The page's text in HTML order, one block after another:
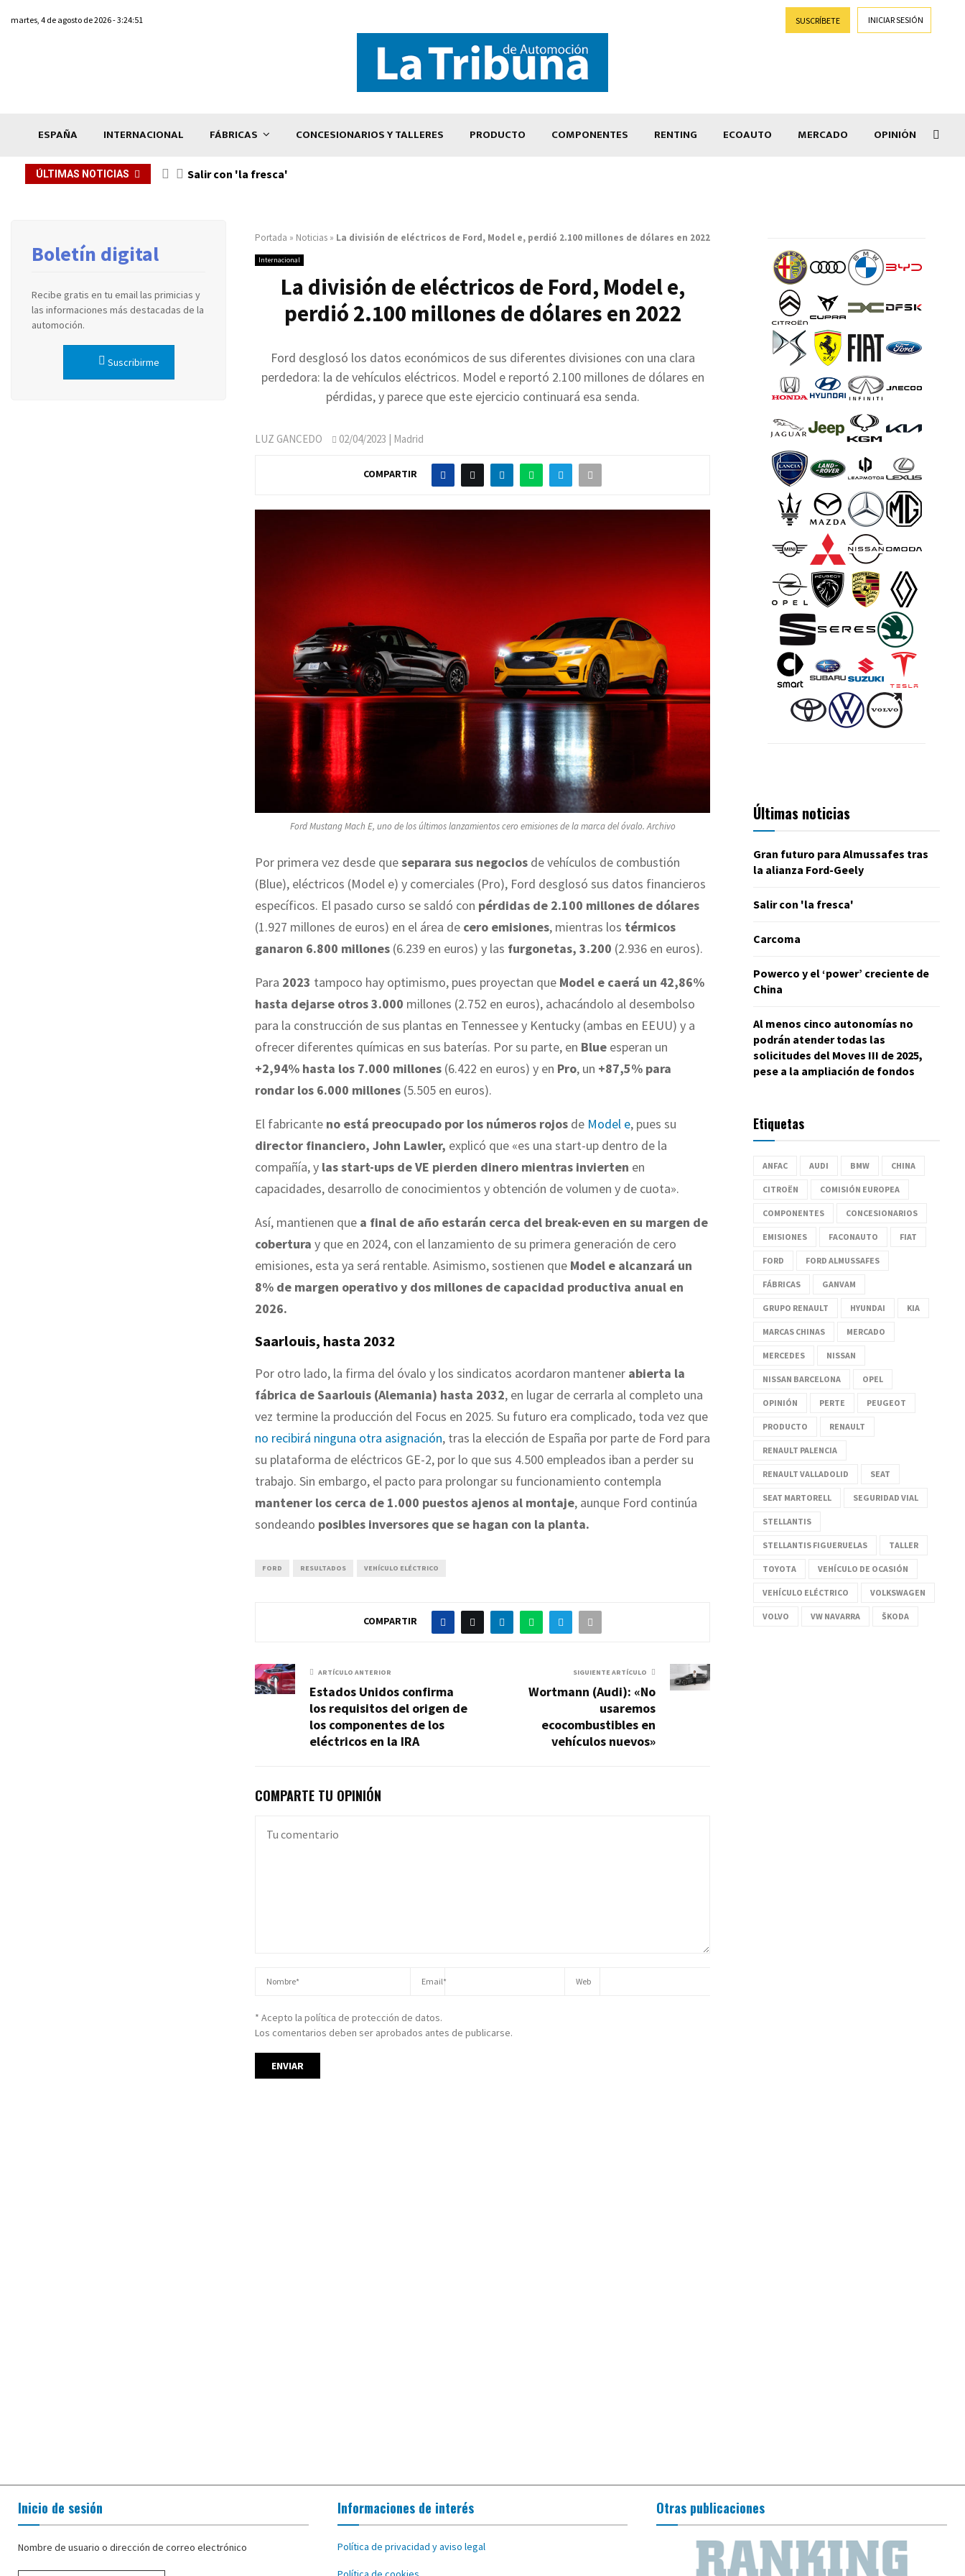
martes, 4 de agosto de 2026 - 3:24:51 SUSCRÍBETE INICIAR SESIÓN
ESPAÑA INTERNACIONAL FÁBRICAS CONCESIONARIOS Y TALLERES PRODUCTO COMPONENTES RENTING ECOAUTO MERCADO OPINIÓN
ÚLTIMAS NOTICIAS Salir con 'la fresca'
Portada » Noticias » La división de eléctricos de Ford, Model e, perdió 2.100 millones de dólares en 2022
Internacional
La división de eléctricos de Ford, Model e,
perdió 2.100 millones de dólares en 2022
Ford desglosó los datos económicos de sus diferentes divisiones con una clara
perdedora: la de vehículos eléctricos. Model e reportó 2.100 millones de dólares en
pérdidas, y parece que este ejercicio continuará esa senda.
LUZ GANCEDO 02/04/2023 | Madrid
COMPARTIR
Ford Mustang Mach E, uno de los últimos lanzamientos cero emisiones de la marca del óvalo. Archivo
Por primera vez desde queseparara sus negocios de vehículos de combustión
(Blue), eléctricos (Model e) y comerciales (Pro), Ford desglosó sus datos financieros
específicos. El pasado curso se saldó con pérdidas de 2.100 millones de dólares
(1.927 millones de euros) en el área de cero emisiones, mientras los térmicos
ganaron 6.800 millones (6.239 en euros) y las furgonetas, 3.200 (2.936 en euros).
Para 2023 tampoco hay optimismo, pues proyectan que Model e caerá un 42,86%
hasta dejarse otros 3.000 millones (2.752 en euros), achacándolo al desembolso
para la construcción de sus plantas en Tennessee y Kentucky (ambas en EEUU) y a
ofrecer diferentes químicas en sus baterías. Por su parte, en Blue esperan un
+2,94% hasta los 7.000 millones (6.422 en euros) y en Pro, un +87,5% para
rondar los 6.000 millones (5.505 en euros).
El fabricante no está preocupado por los números rojos de Model e, pues su
director financiero, John Lawler, explicó que «es una start-up dentro de la
compañía, y las start-ups de VE pierden dinero mientras invierten en
capacidades, desarrollo de conocimientos y obtención de volumen y de cuota».
Así, mantienen que a final de año estarán cerca del break-even en su margen de
cobertura y que en 2024, con el lanzamiento de su primera generación de cero
emisiones, esta ya será rentable. Asimismo, sostienen que Model e alcanzará un
8% de margen operativoy dos millones de capacidad productiva anual en
2026.
Saarlouis, hasta 2032
Por otro lado, la firma del óvalo y los sindicatos acordaron mantener abierta la
fábrica de Saarlouis (Alemania) hasta 2032, en lugar de cerrarla al completo una
vez termine la producción del Focus en 2025. Su futuro era complicado, toda vez que
no recibirá ninguna otra asignación, tras la elección de España por parte de Ford para
su plataforma de eléctricos GE-2, por lo que sus 4.500 empleados iban a perder su
trabajo. Sin embargo, el pacto para prolongar su funcionamiento contempla
mantener los cerca de 1.000 puestos ajenos al montaje, aunque Ford continúa
sondeando posibles inversores que se hagan con la planta.
FORD RESULTADOS VEHÍCULO ELÉCTRICO
COMPARTIR
ARTÍCULO ANTERIOR
Estados Unidos confirma
los requisitos del origen de
los componentes de los
eléctricos en la IRA
SIGUIENTE ARTÍCULO
Wortmann (Audi): «No
usaremos
ecocombustibles en
vehículos nuevos»
COMPARTE TU OPINIÓN
* Acepto la política de protección de datos.
Los comentarios deben ser aprobados antes de publicarse.
Boletín digital
Recibe gratis en tu email las primicias y
las informaciones más destacadas de la
automoción.
Suscribirme
Últimas noticias
Gran futuro para Almussafes tras
la alianza Ford-Geely
Salir con 'la fresca'
Carcoma
Powerco y el ‘power’ creciente de
China
Al menos cinco autonomías no
podrán atender todas las
solicitudes del Moves III de 2025,
pese a la ampliación de fondos
Etiquetas
ANFAC AUDI BMW CHINA
CITROËN COMISIÓN EUROPEA
COMPONENTES CONCESIONARIOS
EMISIONES FACONAUTO FIAT
FORD FORD ALMUSSAFES
FÁBRICAS GANVAM
GRUPO RENAULT HYUNDAI KIA
MARCAS CHINAS MERCADO
MERCEDES NISSAN
NISSAN BARCELONA OPEL
OPINIÓN PERTE PEUGEOT
PRODUCTO RENAULT
RENAULT PALENCIA
RENAULT VALLADOLID SEAT
SEAT MARTORELL SEGURIDAD VIAL
STELLANTIS
STELLANTIS FIGUERUELAS TALLER
TOYOTA VEHÍCULO DE OCASIÓN
VEHÍCULO ELÉCTRICO VOLKSWAGEN
VOLVO VW NAVARRA ŠKODA
Inicio de sesión
Nombre de usuario o dirección de correo electrónico
Informaciones de interés
Política de privacidad y aviso legal
Otras publicaciones